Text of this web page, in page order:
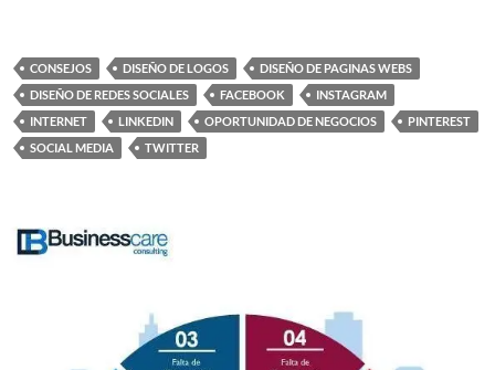
CONSEJOS DISEÑO DE LOGOS
DISEÑO DE PAGINAS WEBS
DISEÑO DE REDES SOCIALES
FACEBOOK
INSTAGRAM
INTERNET
LINKEDIN OPORTUNIDAD DE NEGOCIOS
PINTEREST
SOCIAL MEDIA
TWITTER